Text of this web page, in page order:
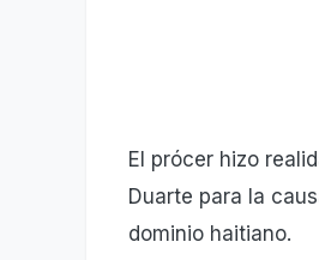
El prócer hizo
Duarte para la
dominio haitiano.